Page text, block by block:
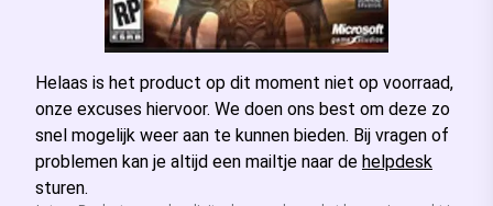
Helaas is het product op dit moment niet op voorraad,
onze excuses hiervoor. We doen ons best om deze zo
snel mogelijk weer aan te kunnen bieden. Bij vragen of
problemen kan je altijd een mailtje naar de helpdesk
sturen.